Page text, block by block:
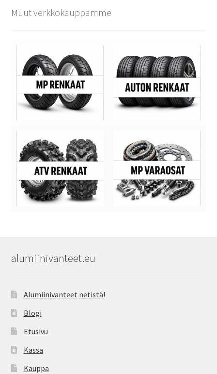
Muut verkkokauppamme
alumiinivanteet.eu
Alumiinivanteet netistä!
Blogi
Etusivu
Kassa
Kauppa